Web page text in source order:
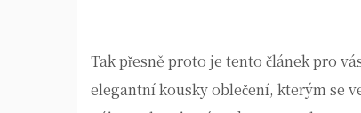
Tak přesně proto je tento článek pro
elegantní kousky oblečení, kterým se